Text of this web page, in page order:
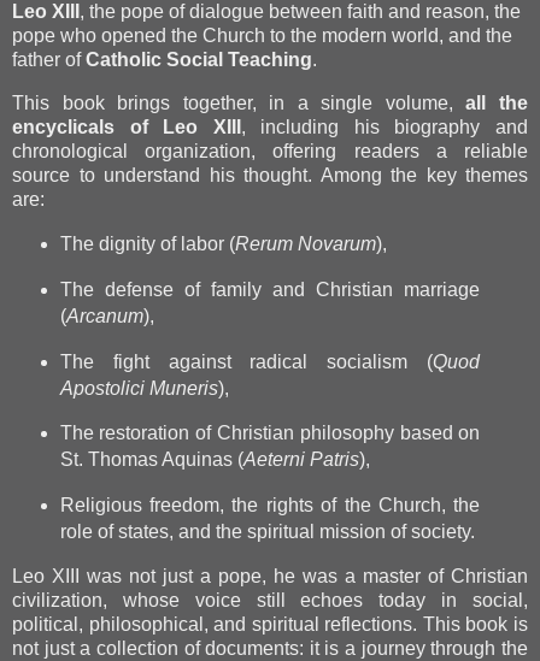
Leo XIII , the pope of dialogue between faith and reason, the
pope who opened the Church to the modern world, and the
father ofCatholic Social Teaching.
This book brings together, in a single volume,all the
encyclicals of Leo XIII , including his biography and
chronological organization, offering readers a reliable
source to understand his thought. Among the key themes
are:
The dignity of labor (Rerum Novarum),
The defense of family and Christian marriage
(Arcanum),
The fight against radical socialism (Quod
Apostolici Muneris),
The restoration of Christian philosophy based on
St. Thomas Aquinas (Aeterni Patris),
Religious freedom, the rights of the Church, the
role of states, and the spiritual mission of society.
Leo XIII was not just a pope, he was a master of Christian
civilization, whose voice still echoes today in social,
political, philosophical, and spiritual reflections. This book is
not just a collection of documents: it is a journey through the